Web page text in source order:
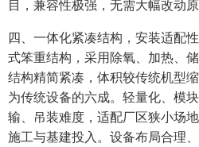
目，兼容性极强，无需大幅改动原
四、一体化紧凑结构，安装适配
式笨重结构，采用除氧、加热、
结构精简紧凑，体积较传统机型
为传统设备的六成。轻量化、模
输、吊装难度，适配厂区狭小场
施工与基建投入。设备布局合理